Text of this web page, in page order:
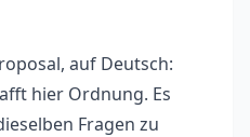
auf Deutsch:
hier Ordnung. Es
Fragen zu